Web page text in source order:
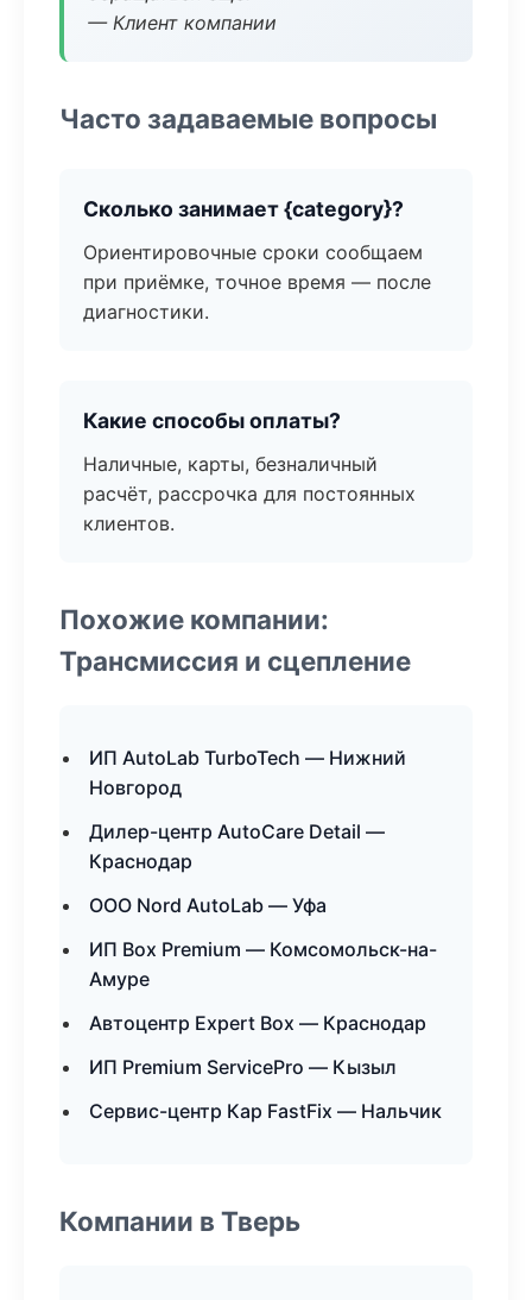
— Клиент компании
Часто задаваемые вопросы
Сколько занимает {category}?
Ориентировочные сроки сообщаем
при приёмке, точное время — после
диагностики.
Какие способы оплаты?
Наличные, карты, безналичный
расчёт, рассрочка для постоянных
клиентов.
Похожие компании:
Трансмиссия и сцепление
ИП AutoLab TurboTech — Нижний
Новгород
Дилер-центр AutoCare Detail —
Краснодар
ООО Nord AutoLab — Уфа
ИП Box Premium — Комсомольск-на-
Амуре
Автоцентр Expert Box — Краснодар
ИП Premium ServicePro — Кызыл
Сервис-центр Кар FastFix — Нальчик
Компании в Тверь